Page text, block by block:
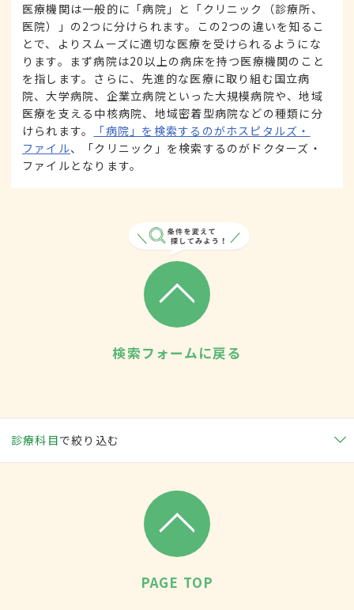
医療機関は一般的に「病院」と「クリニック（診療所、
医院）」の2つに分けられます。この2つの違いを知るこ
とで、よりスムーズに適切な医療を受けられるようにな
ります。まず病院は20以上の病床を持つ医療機関のこと
を指します。さらに、先進的な医療に取り組む国立病
院、大学病院、企業立病院といった大規模病院や、地域
医療を支える中核病院、地域密着型病院などの種類に分
けられます。
「病院」を検索するのがホスピタルズ・
ファイル、「クリニック」を検索するのがドクターズ・
ファイルとなります。
検索フォームに戻る
診療科目で絞り込む
PAGE TOP